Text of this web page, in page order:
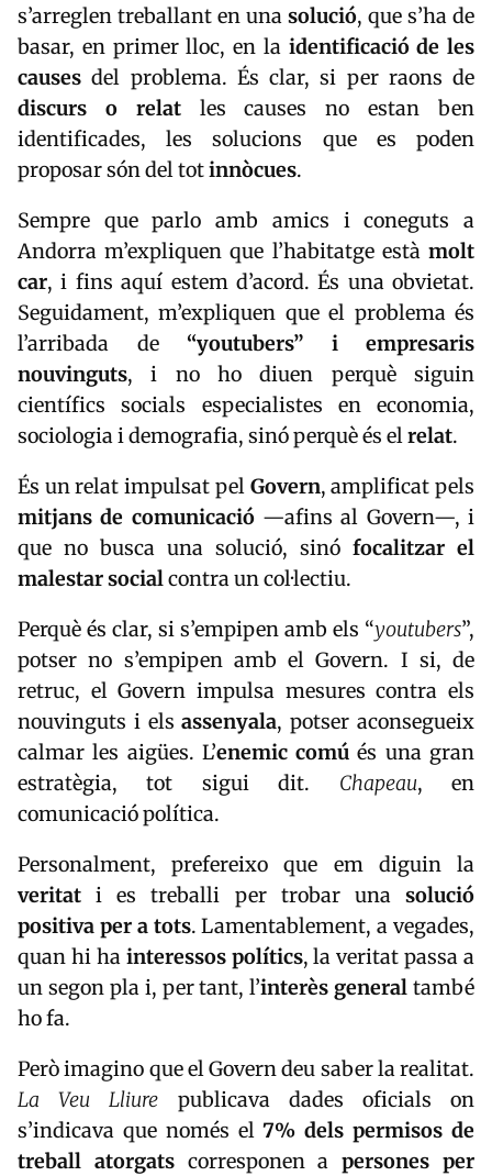
s’arreglen treballant en una solució, que s’ha de
basar, en primer lloc, en la identificació de les
causes del problema. És clar, si per raons de
discurs o relatles causes no estan ben
identificades, les solucions que es poden
proposar són del totinnòcues.
Sempre que parlo amb amics i coneguts a
Andorra m’expliquen que l’habitatge està molt
car, i fins aquí estem d’acord. És una obvietat.
Seguidament, m’expliquen que el problema és
l’arribada de “youtubers” i empresaris
nouvinguts, i no ho diuen perquè siguin
científics socials especialistes en economia,
sociologia i demografia, sinó perquè és elrelat.
És un relat impulsat pel Govern, amplificat pels
mitjans de comunicació—afins al Govern—, i
que no busca una solució, sinó focalitzar el
malestar socialcontra un col·lectiu.
Perquè és clar, si s’empipen amb els “youtubers”,
potser no s’empipen amb el Govern. I si, de
retruc, el Govern impulsa mesures contra els
nouvinguts i elsassenyala, potser aconsegueix
calmar les aigües. L’enemic comú és una gran
estratègia, tot sigui dit. Chapeau, en
comunicació política.
Personalment, prefereixo que em diguin la
veritat i es treballi per trobar una solució
positiva per a tots. Lamentablement, a vegades,
quan hi ha interessos polítics, la veritat passa a
un segon pla i, per tant, l’interès general també
ho fa.
Però imagino que el Govern deu saber la realitat.
La Veu Lliure publicava dades oficials on
s’indicava que només el7% dels permisos de
treball atorgatscorresponen apersones per